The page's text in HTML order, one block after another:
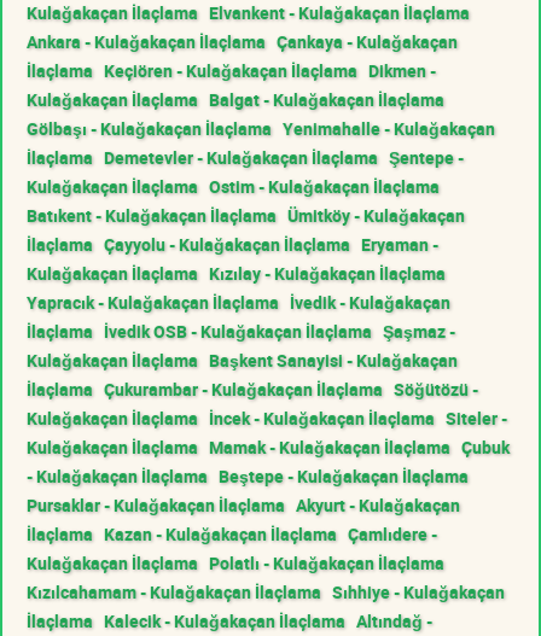
Kulağakaçan İlaçlama Elvankent - Kulağakaçan İlaçlama
Ankara - Kulağakaçan İlaçlama Çankaya - Kulağakaçan
İlaçlama Keçiören - Kulağakaçan İlaçlama Dikmen -
Kulağakaçan İlaçlama Balgat - Kulağakaçan İlaçlama
Gölbaşı - Kulağakaçan İlaçlama Yenimahalle - Kulağakaçan
İlaçlama Demetevler - Kulağakaçan İlaçlama Şentepe -
Kulağakaçan İlaçlama Ostim - Kulağakaçan İlaçlama
Batıkent - Kulağakaçan İlaçlama Ümitköy - Kulağakaçan
İlaçlama Çayyolu - Kulağakaçan İlaçlama Eryaman -
Kulağakaçan İlaçlama Kızılay - Kulağakaçan İlaçlama
Yapracık - Kulağakaçan İlaçlama İvedik - Kulağakaçan
İlaçlama İvedik OSB - Kulağakaçan İlaçlama Şaşmaz -
Kulağakaçan İlaçlama Başkent Sanayisi - Kulağakaçan
İlaçlama Çukurambar - Kulağakaçan İlaçlama Söğütözü -
Kulağakaçan İlaçlama İncek - Kulağakaçan İlaçlama Siteler -
Kulağakaçan İlaçlama Mamak - Kulağakaçan İlaçlama Çubuk
- Kulağakaçan İlaçlama Beştepe - Kulağakaçan İlaçlama
Pursaklar - Kulağakaçan İlaçlama Akyurt - Kulağakaçan
İlaçlama Kazan - Kulağakaçan İlaçlama Çamlıdere -
Kulağakaçan İlaçlama Polatlı - Kulağakaçan İlaçlama
Kızılcahamam - Kulağakaçan İlaçlama Sıhhiye - Kulağakaçan
İlaçlama Kalecik - Kulağakaçan İlaçlama Altındağ -